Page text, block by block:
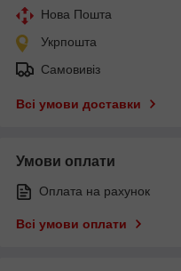
Нова Пошта
Укрпошта
Самовивіз
Всі умови доставки
Умови оплати
Оплата на рахунок
Всі умови оплати